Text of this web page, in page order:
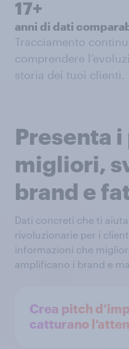
17+
anni di dati
Tracciamento
comprendere
storia dei tuoi clienti.
Presenta
migliori,
brand e
Dati concreti che ti
rivoluzionarie per i
informazioni che
amplificano i brand e
Crea pitch
catturano